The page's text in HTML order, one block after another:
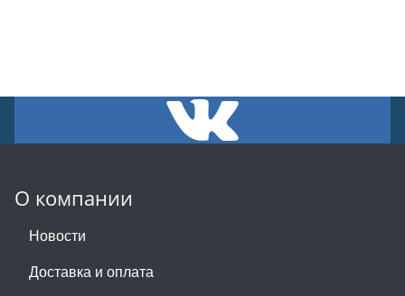
О компании
Новости
Доставка и оплата